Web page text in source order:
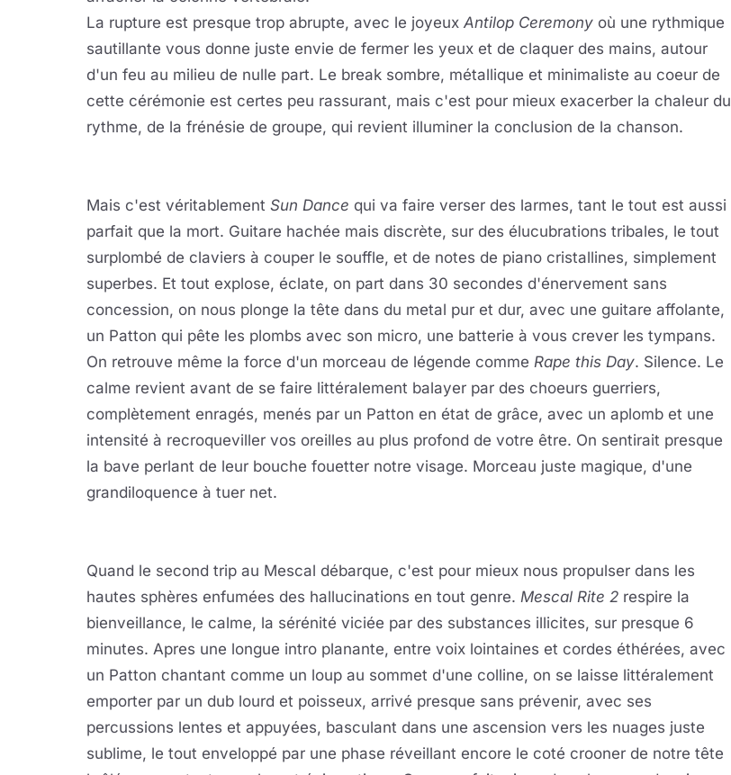
La rupture est presque trop abrupte, avec le joyeux Antilop Ceremony où une rythmique
sautillante vous donne juste envie de fermer les yeux et de claquer des mains, autour
d'un feu au milieu de nulle part. Le break sombre, métallique et minimaliste au coeur de
cette cérémonie est certes peu rassurant, mais c'est pour mieux exacerber la chaleur du
rythme, de la frénésie de groupe, qui revient illuminer la conclusion de la chanson.
Mais c'est véritablement Sun Dance qui va faire verser des larmes, tant le tout est aussi
parfait que la mort. Guitare hachée mais discrète, sur des élucubrations tribales, le tout
surplombé de claviers à couper le souffle, et de notes de piano cristallines, simplement
superbes. Et tout explose, éclate, on part dans 30 secondes d'énervement sans
concession, on nous plonge la tête dans du metal pur et dur, avec une guitare affolante,
un Patton qui pête les plombs avec son micro, une batterie à vous crever les tympans.
On retrouve même la force d'un morceau de légende comme Rape this Day. Silence. Le
calme revient avant de se faire littéralement balayer par des choeurs guerriers,
complètement enragés, menés par un Patton en état de grâce, avec un aplomb et une
intensité à recroqueviller vos oreilles au plus profond de votre être. On sentirait presque
la bave perlant de leur bouche fouetter notre visage. Morceau juste magique, d'une
grandiloquence à tuer net.
Quand le second trip au Mescal débarque, c'est pour mieux nous propulser dans les
hautes sphères enfumées des hallucinations en tout genre. Mescal Rite 2 respire la
bienveillance, le calme, la sérénité viciée par des substances illicites, sur presque 6
minutes. Apres une longue intro planante, entre voix lointaines et cordes éthérées, avec
un Patton chantant comme un loup au sommet d'une colline, on se laisse littéralement
emporter par un dub lourd et poisseux, arrivé presque sans prévenir, avec ses
percussions lentes et appuyées, basculant dans une ascension vers les nuages juste
sublime, le tout enveloppé par une phase réveillant encore le coté crooner de notre tête